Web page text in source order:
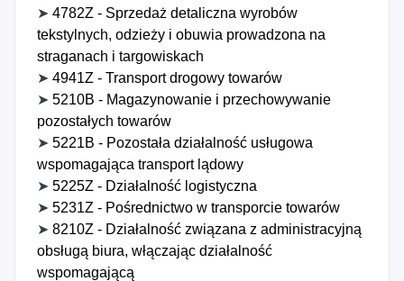
➤ 4782Z - Sprzedaż detaliczna wyrobów
tekstylnych, odzieży i obuwia prowadzona na
straganach i targowiskach
➤ 4941Z - Transport drogowy towarów
➤ 5210B - Magazynowanie i przechowywanie
pozostałych towarów
➤ 5221B - Pozostała działalność usługowa
wspomagająca transport lądowy
➤ 5225Z - Działalność logistyczna
➤ 5231Z - Pośrednictwo w transporcie towarów
➤ 8210Z - Działalność związana z administracyjną
obsługą biura, włączając działalność
wspomagającą